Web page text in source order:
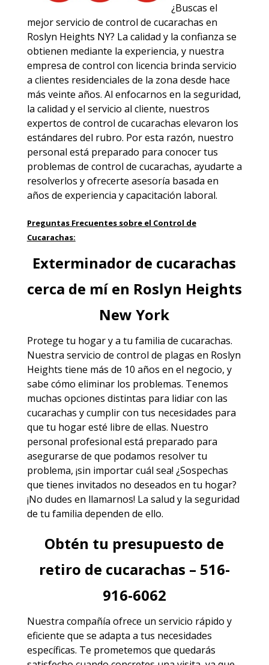
¿Buscas el
mejor servicio de control de cucarachas en
Roslyn Heights NY? La calidad y la confianza se
obtienen mediante la experiencia, y nuestra
empresa de control con licencia brinda servicio
a clientes residenciales de la zona desde hace
más veinte años. Al enfocarnos en la seguridad,
la calidad y el servicio al cliente, nuestros
expertos de control de cucarachas elevaron los
estándares del rubro. Por esta razón, nuestro
personal está preparado para conocer tus
problemas de control de cucarachas, ayudarte a
resolverlos y ofrecerte asesoría basada en
años de experiencia y capacitación laboral.
Preguntas Frecuentes sobre el Control de
Cucarachas:
Exterminador de cucarachas
cerca de mí en Roslyn Heights
New York
Protege tu hogar y a tu familia de cucarachas.
Nuestra servicio de control de plagas en Roslyn
Heights tiene más de 10 años en el negocio, y
sabe cómo eliminar los problemas. Tenemos
muchas opciones distintas para lidiar con las
cucarachas y cumplir con tus necesidades para
que tu hogar esté libre de ellas. Nuestro
personal profesional está preparado para
asegurarse de que podamos resolver tu
problema, ¡sin importar cuál sea! ¿Sospechas
que tienes invitados no deseados en tu hogar?
¡No dudes en llamarnos! La salud y la seguridad
de tu familia dependen de ello.
Obtén tu presupuesto de
retiro de cucarachas – 516-
916-6062
Nuestra compañía ofrece un servicio rápido y
eficiente que se adapta a tus necesidades
específicas. Te prometemos que quedarás